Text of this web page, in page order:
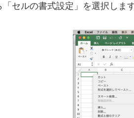
「セルの書式設定」を選択しま